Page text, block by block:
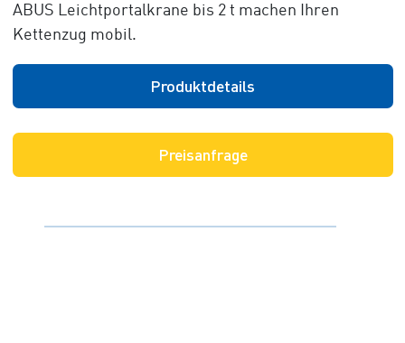
ABUS Leichtportalkrane bis 2 t machen Ihren
Kettenzug mobil.
Produktdetails
Preisanfrage